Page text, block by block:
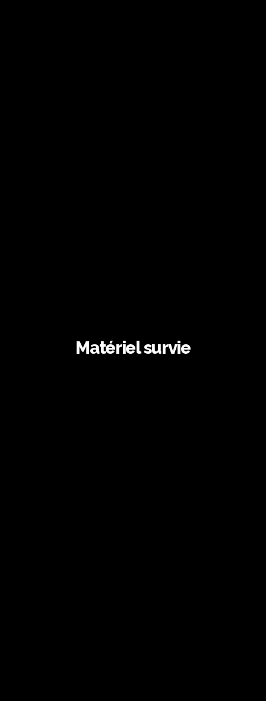
Matériel survie